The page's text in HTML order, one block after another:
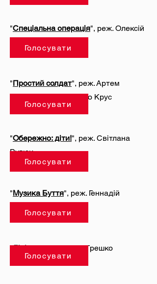
"Спеціальна операція", реж. Олексій
"Простий солдат", реж. Артем
Рижиков, Хуан Каміло Крус
"Обережно: діти!", реж. Світлана
Рудюк
"Музика Буття", реж. Геннадій
"Дівія", реж. Дмитро Грешко
Голосувати
Голосувати
Голосувати
Голосувати
Голосувати